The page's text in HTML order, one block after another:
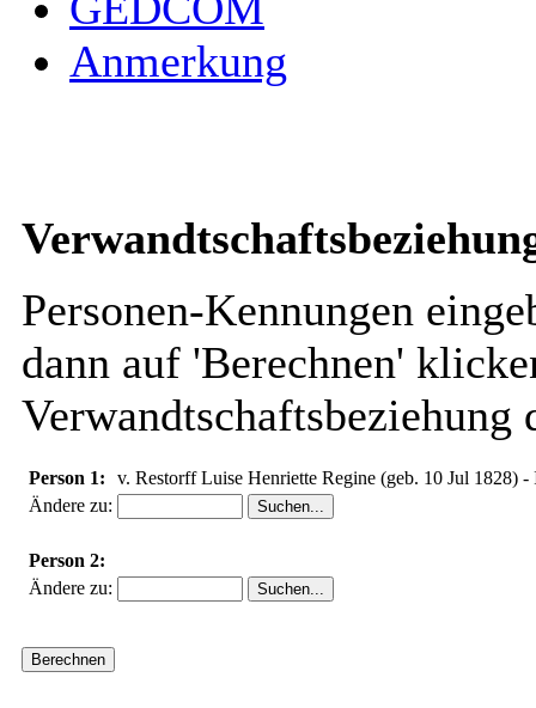
Anmerkung
Personen-Kennungen
dann auf 'Berechnen'
Verwandtschaftsbeziehung
Person 1:
v. Restorff Luise Henriette Regine (geb. 10 Jul 1828) -
Ändere zu:
Person 2:
Ändere zu: